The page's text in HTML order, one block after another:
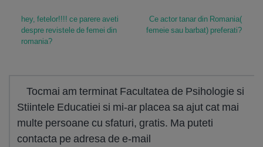
hey, fetelor!!!! ce parere aveti
despre revistele de femei din
romania?
Ce actor tanar din Romania(
femeie sau barbat) preferati?
Tocmai am terminat Facultatea de Psihologie si
Stiintele Educatiei si mi-ar placea sa ajut cat mai
multe persoane cu sfaturi, gratis. Ma puteti
contacta pe adresa de e-mail